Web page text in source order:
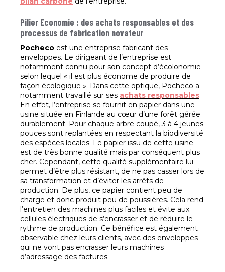
Pilier Economie : des achats responsables et des
processus de fabrication novateur
Pocheco est une entreprise fabricant des
enveloppes. Le dirigeant de l’entreprise est
notamment connu pour son concept d’écolonomie
selon lequel « il est plus économe de produire de
façon écologique ». Dans cette optique, Pocheco a
notamment travaillé sur ses achats responsables.
En effet, l’entreprise se fournit en papier dans une
usine située en Finlande au cœur d’une forêt gérée
durablement. Pour chaque arbre coupé, 3 à 4 jeunes
pouces sont replantées en respectant la biodiversité
des espèces locales. Le papier issu de cette usine
est de très bonne qualité mais par conséquent plus
cher. Cependant, cette qualité supplémentaire lui
permet d’être plus résistant, de ne pas casser lors de
sa transformation et d’éviter les arrêts de
production. De plus, ce papier contient peu de
charge et donc produit peu de poussières. Cela rend
l’entretien des machines plus faciles et évite aux
cellules électriques de s’encrasser et de réduire le
rythme de production. Ce bénéfice est également
observable chez leurs clients, avec des enveloppes
qui ne vont pas encrasser leurs machines
d’adressage des factures.